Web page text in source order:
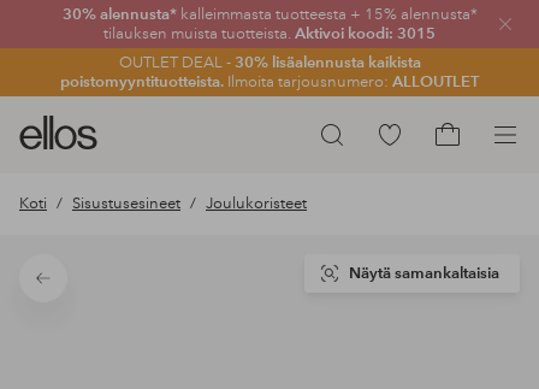
30% alennusta*kalleimmasta tuotteesta + 15% alennusta*
tilauksen muista tuotteista. Aktivoi koodi: 3015
OUTLET DEAL -30% lisäalennusta kaikista
poistomyyntituotteista. Ilmoita tarjousnumero: ALLOUTLET
Sulje
Hae
Ellos-
logo
siirry
Siirry
Koti Sisustusesineet Joulukoristeet
Takaisin
Näytä samankaltaisia